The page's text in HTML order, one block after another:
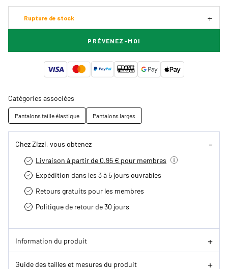
Rupture de stock
PRÉVENEZ-MOI
Catégories associées
Pantalons taille élastique Pantalons larges
Chez Zizzi, vous obtenez
Livraison à partir de 0.95 € pour membres
Expédition dans les 3 à 5 jours ouvrables
Retours gratuits pour les membres
Politique de retour de 30 jours
Information du produit
Guide des tailles et mesures du produit